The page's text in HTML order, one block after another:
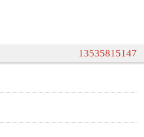
13535815147